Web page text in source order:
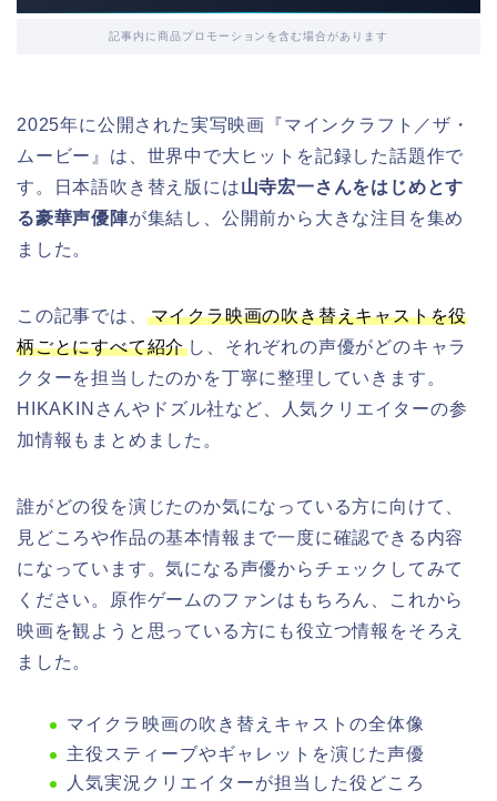
記事内に商品プロモーションを含む場合があります
2025年に公開された実写映画『マインクラフト／ザ・
ムービー』は、世界中で大ヒットを記録した話題作で
す。日本語吹き替え版には山寺宏一さんをはじめとす
る豪華声優陣が集結し、公開前から大きな注目を集め
ました。
この記事では、
マイクラ映画の吹き替えキャストを役
柄ごとにすべて紹介 し、それぞれの声優がどのキャラ
クターを担当したのかを丁寧に整理していきます。
HIKAKINさんやドズル社など、人気クリエイターの参
加情報もまとめました。
誰がどの役を演じたのか気になっている方に向けて、
見どころや作品の基本情報まで一度に確認できる内容
になっています。気になる声優からチェックしてみて
ください。原作ゲームのファンはもちろん、これから
映画を観ようと思っている方にも役立つ情報をそろえ
ました。
マイクラ映画の吹き替えキャストの全体像
主役スティーブやギャレットを演じた声優
人気実況クリエイターが担当した役どころ